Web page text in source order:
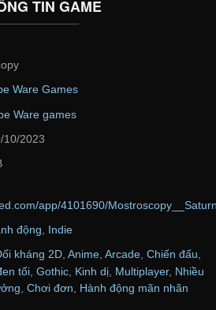
TIN GAME
Ware Games
Ware games
10/2023
app/4101690/
động Indie
kháng 2D, Anime, Arcade, Chiến đấu,
tối Gothic Kinh dị Multiplayer, Nhiều
Chơi đơn Hành động mãn nhãn